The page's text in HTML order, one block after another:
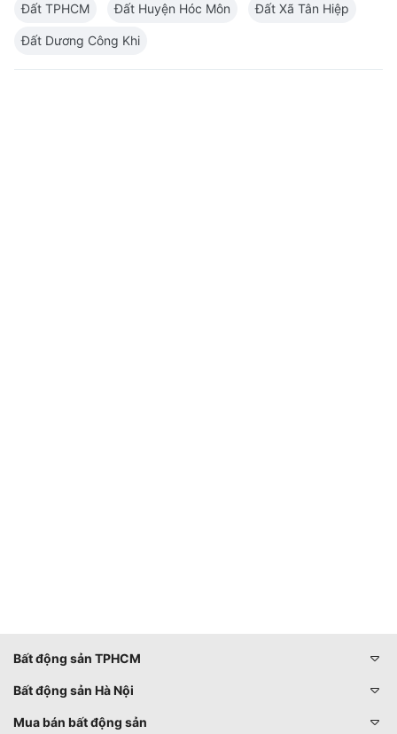
Đất TPHCM
Đất Huyện Hóc Môn Đất Xã Tân Hiệp
Đất Dương Công Khi
Bất động sản TPHCM
Bất động sản Hà Nội
Mua bán bất động sản